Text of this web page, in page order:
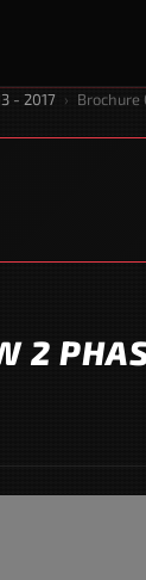
- 2017 ›
2